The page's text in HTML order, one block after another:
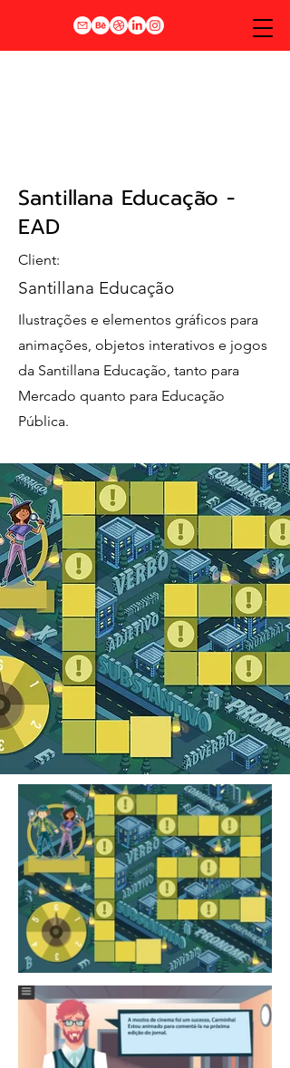
Santillana Educação -
EAD
Client:
Santillana Educação
Ilustrações e elementos gráficos para
animações, objetos interativos e jogos
da Santillana Educação, tanto para
Mercado quanto para Educação
Pública.